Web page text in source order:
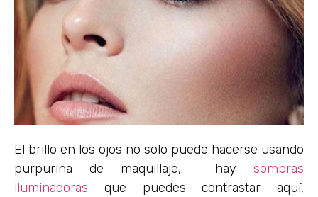
El brillo en los ojos no solo puede hacerse usando
purpurina de maquillaje, hay sombras
iluminadoras que puedes contrastar aquí,